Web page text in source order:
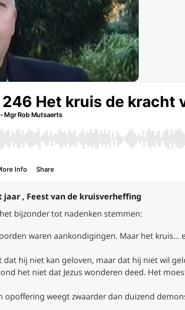
jaar , Feest van de kruisverheffing
bijzonder tot nadenken stemmen:
waren aankondigingen. Maar het kruis…
dat hij niet kan geloven, maar dat hij niet wil
het niet dat Jezus wonderen deed. Het
opoffering weegt zwaarder dan duizend